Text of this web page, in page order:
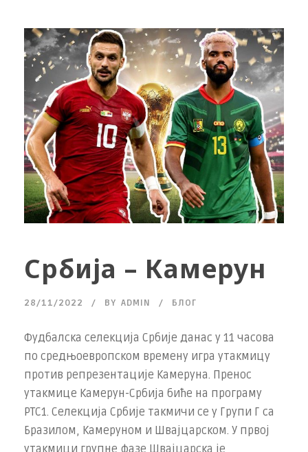
Србија – Камерун
28/11/2022 BY ADMIN БЛОГ
Фудбалска селекција Србије данас у 11 часова
по средњоевропском времену игра утакмицу
против репрезентације Камеруна. Пренос
утакмице Камерун-Србија биће на програму
РТС1. Селекција Србије такмичи се у Групи Г са
Бразилом, Камеруном и Швајцарском. У првој
утакмици групне фазе Швајцарска је